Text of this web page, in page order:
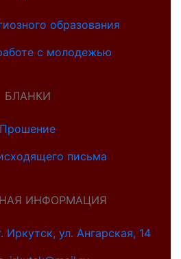
образования
с молодежью
БЛАНКИ
Прошение
письма
ИНФОРМАЦИЯ
Иркутск, ул. Ангарская, 14